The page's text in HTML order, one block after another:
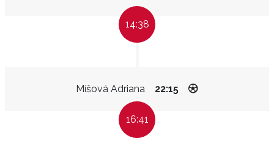
14:38
Míšová Adriana 22:15
16:41